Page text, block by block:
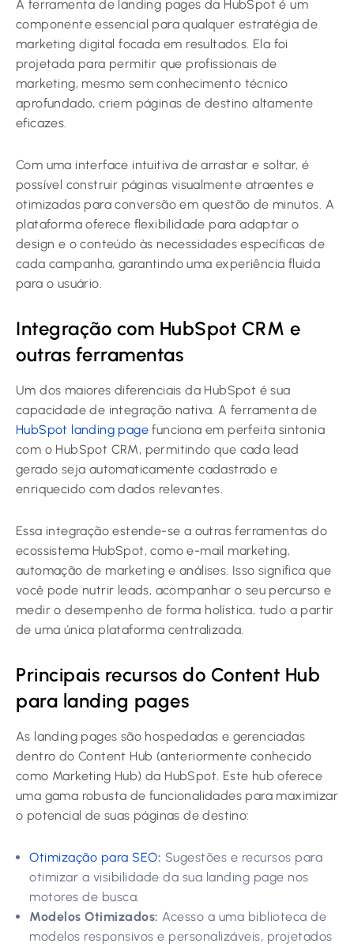
A ferramenta de landing pages da HubSpot é um
componente essencial para qualquer estratégia de
marketing digital focada em resultados. Ela foi
projetada para permitir que profissionais de
marketing, mesmo sem conhecimento técnico
aprofundado, criem páginas de destino altamente
eficazes.
Com uma interface intuitiva de arrastar e soltar, é
possível construir páginas visualmente atraentes e
otimizadas para conversão em questão de minutos. A
plataforma oferece flexibilidade para adaptar o
design e o conteúdo às necessidades específicas de
cada campanha, garantindo uma experiência fluida
para o usuário.
Integração com HubSpot CRM e
outras ferramentas
Um dos maiores diferenciais da HubSpot é sua
capacidade de integração nativa. A ferramenta de
HubSpot landing page funciona em perfeita sintonia
com o HubSpot CRM, permitindo que cada lead
gerado seja automaticamente cadastrado e
enriquecido com dados relevantes.
Essa integração estende-se a outras ferramentas do
ecossistema HubSpot, como e-mail marketing,
automação de marketing e análises. Isso significa que
você pode nutrir leads, acompanhar o seu percurso e
medir o desempenho de forma holística, tudo a partir
de uma única plataforma centralizada.
Principais recursos do Content Hub
para landing pages
As landing pages são hospedadas e gerenciadas
dentro do Content Hub (anteriormente conhecido
como Marketing Hub) da HubSpot. Este hub oferece
uma gama robusta de funcionalidades para maximizar
o potencial de suas páginas de destino:
Otimização para SEO: Sugestões e recursos para
otimizar a visibilidade da sua landing page nos
motores de busca.
Modelos Otimizados: Acesso a uma biblioteca de
modelos responsivos e personalizáveis, projetados